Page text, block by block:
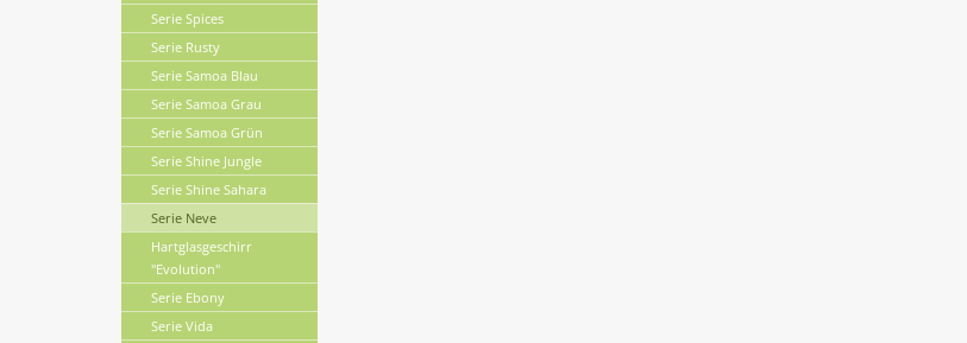
Serie Spices
Serie Rusty
Serie Samoa Blau
Serie Samoa Grau
Serie Samoa Grün
Serie Shine Jungle
Serie Shine Sahara
Serie Neve
Hartglasgeschirr
"Evolution"
Serie Ebony
Serie Vida